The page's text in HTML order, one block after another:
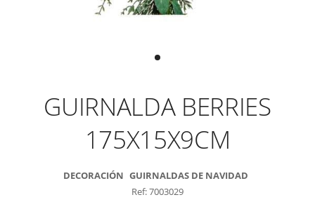
GUIRNALDA BERRIES
175X15X9CM
DECORACIÓN GUIRNALDAS DE NAVIDAD
Ref: 7003029